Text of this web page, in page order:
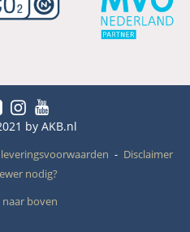
by AKB.nl
Disclaimer
nodig?
naar boven